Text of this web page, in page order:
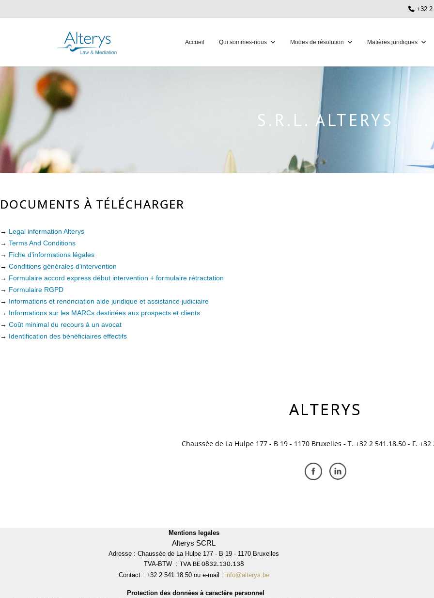
+32 2
Accueil Qui sommes-nous Modes de résolution Matières juridiques
S.R.L. ALTERYS
DOCUMENTS À TÉLÉCHARGER
→ Legal information Alterys
→ Terms And Conditions
→ Fiche d'informations légales
→ Conditions générales d'intervention
→ Formulaire accord express début intervention + formulaire rétractation
→ Formulaire RGPD
→ Informations et renonciation aide juridique et assistance judiciaire
→ Informations sur les MARCs destinées aux prospects et clients
→ Coût minimal du recours à un avocat
→ Identification des bénéficiaires effectifs
ALTERYS
Chaussée de La Hulpe 177 - B 19 - 1170 Bruxelles - T. +32 2 541.18.50 - F. +32
Mentions legales
Alterys SCRL
Adresse : Chaussée de La Hulpe 177 - B 19 - 1170 Bruxelles
TVA-BTW : TVA BE 0832.130.138
Contact : +32 2 541.18.50 ou e-mail : info@alterys.be
Protection des données à caractère personnel